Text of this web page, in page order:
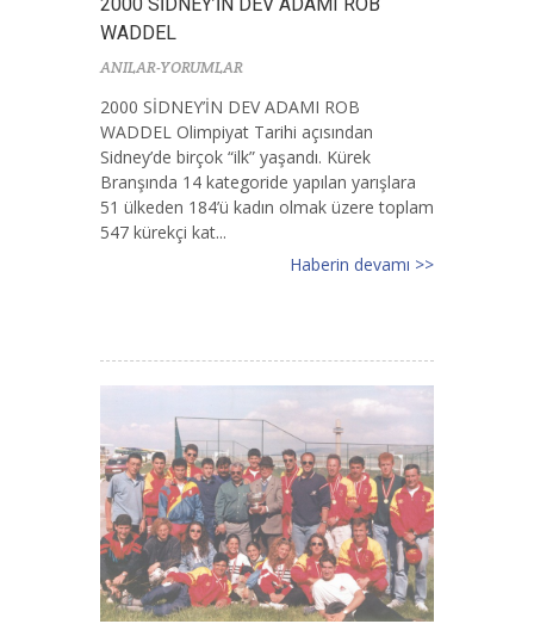
WADDEL
ANILAR-YORUMLAR
2000 SİDNEY’İN DEV ADAMI ROB
WADDEL Olimpiyat Tarihi açısından
Sidney’de birçok “ilk” yaşandı. Kürek
Branşında 14 kategoride yapılan yarışlara
51 ülkeden 184’ü kadın olmak üzere toplam
547 kürekçi kat...
Haberin devamı >>